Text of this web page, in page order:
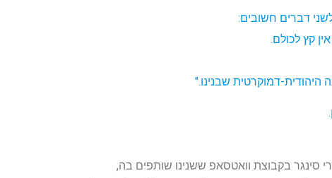
דברים חשובים:
קץ לכולם.
היהודית-דמוקרטית שבנינו."
.
סינגר בקבוצת וואטסאפ ששנינו שותפים בה,